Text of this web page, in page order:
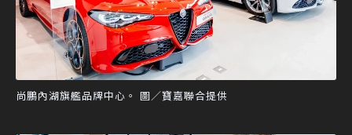
尚鵬內湖旗艦品牌中心。 圖／寶嘉聯合提供